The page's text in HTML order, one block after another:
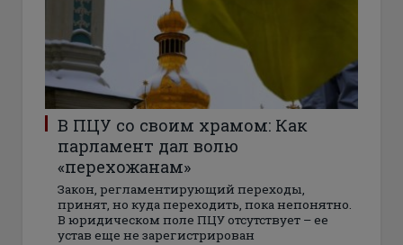
В ПЦУ со своим храмом: Как
парламент дал волю
«перехожанам»
Закон, регламентирующий переходы,
принят, но куда переходить, пока непонятно.
В юридическом поле ПЦУ отсутствует – ее
устав еще не зарегистрирован